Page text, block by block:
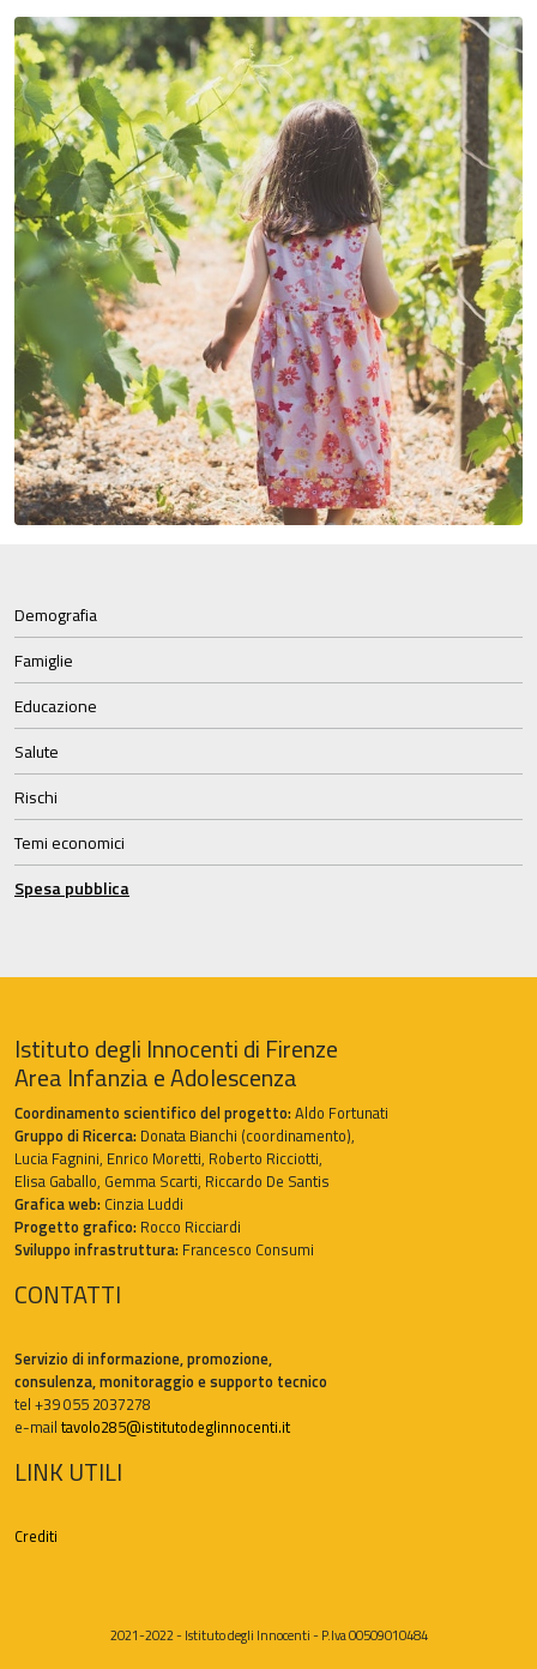
Demografia
Famiglie
Educazione
Salute
Rischi
Temi economici
Spesa pubblica
Istituto degli Innocenti di Firenze
Area Infanzia e Adolescenza
Coordinamento scientifico del progetto:Aldo Fortunati
Gruppo di Ricerca: Donata Bianchi (coordinamento),
Lucia Fagnini, Enrico Moretti, Roberto Ricciotti,
Elisa Gaballo, Gemma Scarti, Riccardo De Santis
Grafica web: Cinzia Luddi
Progetto grafico: Rocco Ricciardi
Sviluppo infrastruttura: Francesco Consumi
CONTATTI
Servizio di informazione, promozione,
consulenza, monitoraggio e supporto tecnico
tel +39 055 2037278
e-mail tavolo285@istitutodeglinnocenti.it
LINK UTILI
Crediti
2021-2022 - Istituto degli Innocenti - P.Iva 00509010484